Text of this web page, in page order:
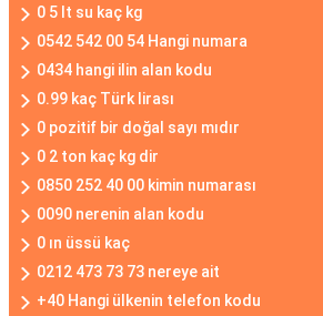
0 5 lt su kaç kg
0542 542 00 54 Hangi numara
0434 hangi ilin alan kodu
0.99 kaç Türk lirası
0 pozitif bir doğal sayı mıdır
0 2 ton kaç kg dir
0850 252 40 00 kimin numarası
0090 nerenin alan kodu
0 ın üssü kaç
0212 473 73 73 nereye ait
+40 Hangi ülkenin telefon kodu